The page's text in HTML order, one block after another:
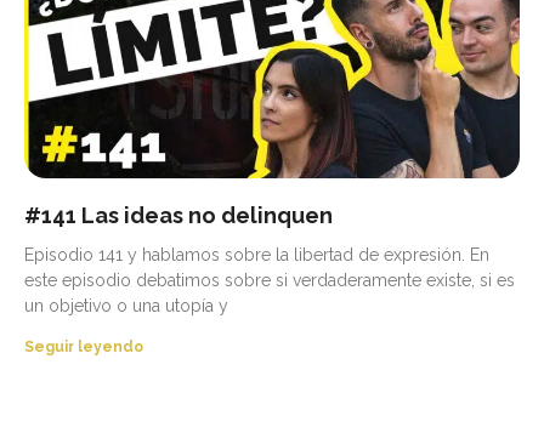
#141 Las ideas no delinquen
Episodio 141 y hablamos sobre la libertad de expresión. En
este episodio debatimos sobre si verdaderamente existe, si es
un objetivo o una utopía y
Seguir leyendo